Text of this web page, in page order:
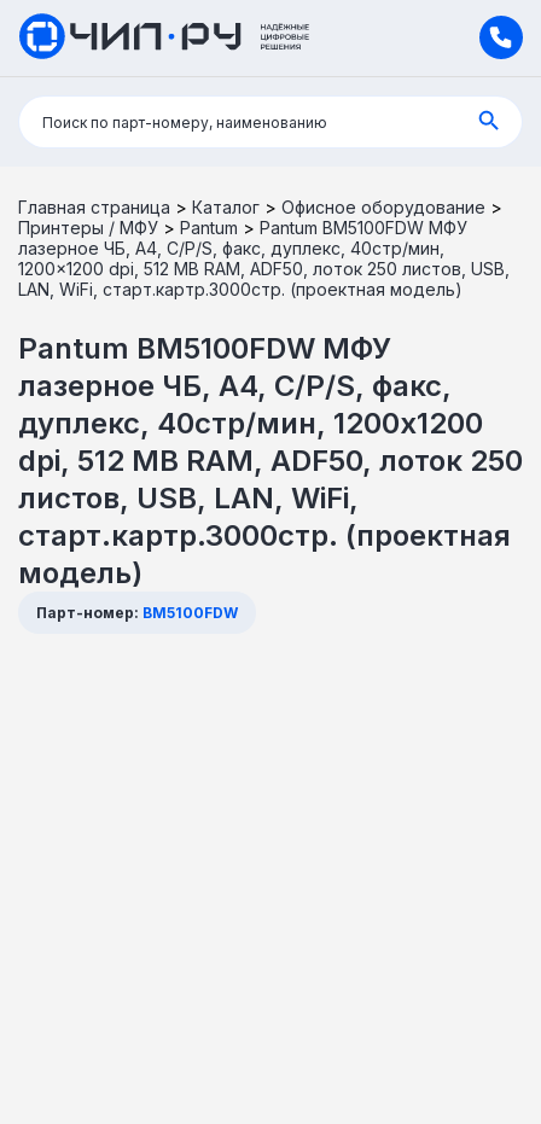
Поиск:
Поиск по парт-номеру, наименованию
Главная страница > Каталог > Офисное оборудование >
Принтеры / МФУ > Pantum > Pantum BM5100FDW МФУ
лазерное ЧБ, A4, C/P/S, факс, дуплекс, 40стр/мин,
1200×1200 dpi, 512 MB RAM, ADF50, лоток 250 листов, USB,
LAN, WiFi, старт.картр.3000стр. (проектная модель)
Pantum BM5100FDW МФУ
лазерное ЧБ, A4, C/P/S, факс,
дуплекс, 40стр/мин, 1200x1200
dpi, 512 MB RAM, ADF50, лоток 250
листов, USB, LAN, WiFi,
старт.картр.3000стр. (проектная
модель)
Парт-номер: BM5100FDW